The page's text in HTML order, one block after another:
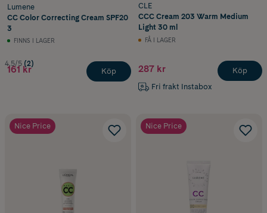
Lumene
CC Color Correcting Cream SPF20
3
FINNS I LAGER
4.5/5 (2)
161 kr Köp
CLE
CCC Cream 203 Warm Medium
Light 30 ml
FÅ I LAGER
287 kr
Fri frakt Instabox
Köp
Nice Price Nice Price